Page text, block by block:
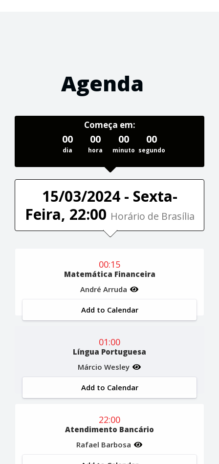
Agenda
Começa em:
00
dia
00
hora
00
minuto
00
segundo
15/03/2024 - Sexta-
Feira, 22:00 Horário de Brasília
00:15
Matemática Financeira
André Arruda
Add to Calendar
01:00
Língua Portuguesa
Márcio Wesley
Add to Calendar
22:00
Atendimento Bancário
Rafael Barbosa